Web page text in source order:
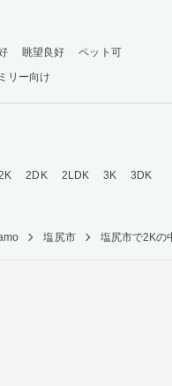
眺望良好
ペット可
リー向け
2DK 2LDK 3K
3DK
塩尻市 塩尻市で2Kの